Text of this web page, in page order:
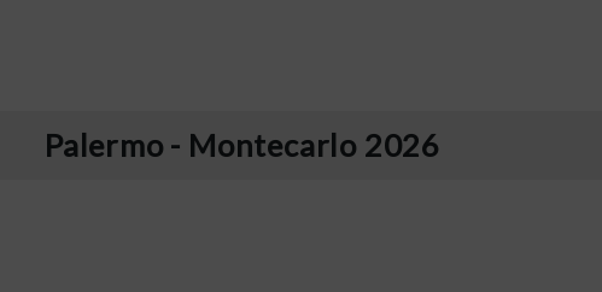
Palermo - Montecarlo 2026